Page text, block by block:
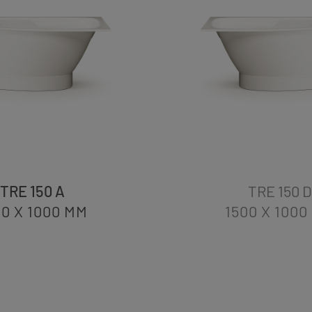
TRE 150 A
X 1000 MM
TRE 150 D
1500 X 1000